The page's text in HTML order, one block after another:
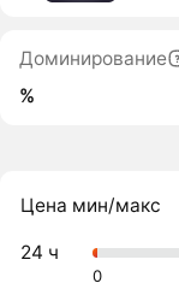
Доминирование
%
Цена мин/макс
24 ч
0